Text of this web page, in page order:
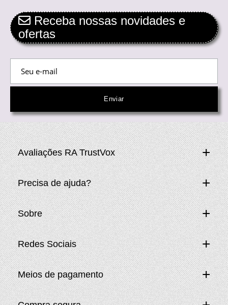
Receba nossas novidades e
ofertas
Avaliações RA TrustVox
Precisa de ajuda?
Sobre
Redes Sociais
Meios de pagamento